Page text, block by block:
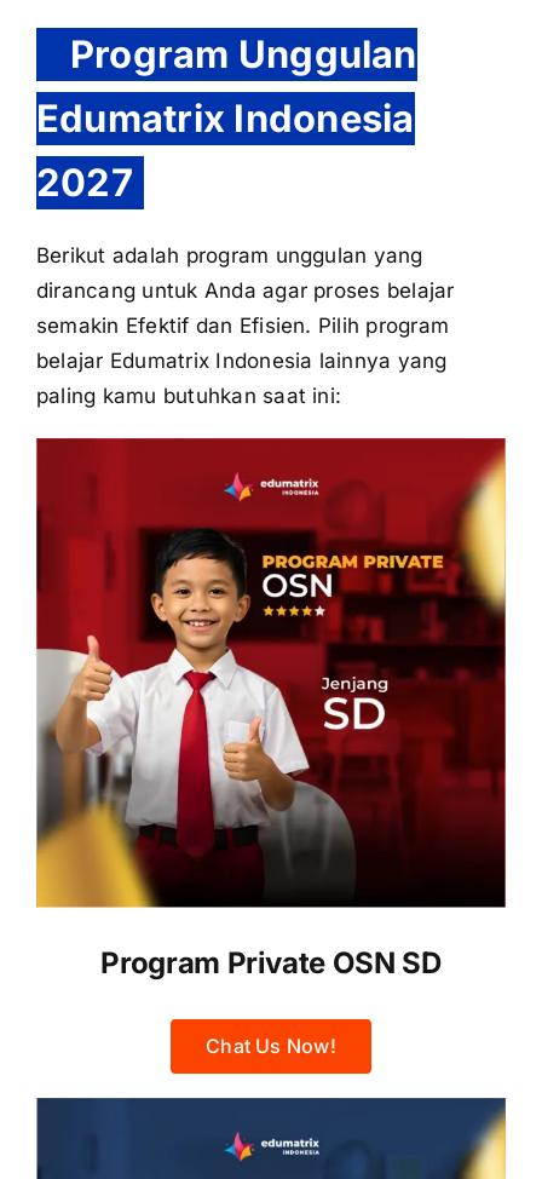
Program Unggulan
Edumatrix Indonesia
2027
Berikut adalah program unggulan yang
dirancang untuk Anda agar proses belajar
semakin Efektif dan Efisien. Pilih program
belajar Edumatrix Indonesia lainnya yang
paling kamu butuhkan saat ini:
Program Private OSN SD
Chat Us Now!